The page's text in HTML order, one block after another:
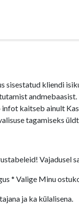
kliendi
kaitseb ainult
tagamiseks
Vajadusel
* Valige Minu
ja ka külalisena.